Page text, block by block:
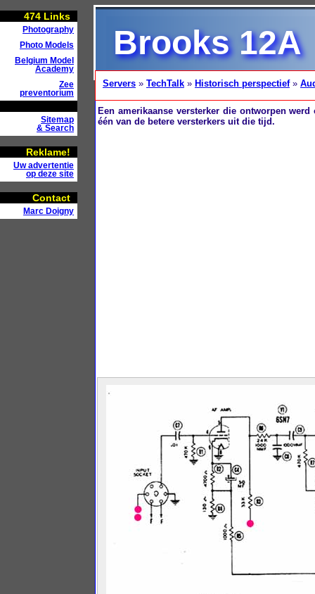
474 Links
Photography
Photo Models
Belgium Model
Academy
Zee
preventorium
Sitemap
& Search
Reklame!
Uw advertentie
op deze site
Contact
Marc Doigny
Brooks 12A
Servers » TechTalk » Historisch perspectief»
Een amerikaanse versterker die ontworpen
één van de betere versterkers uit die tijd.